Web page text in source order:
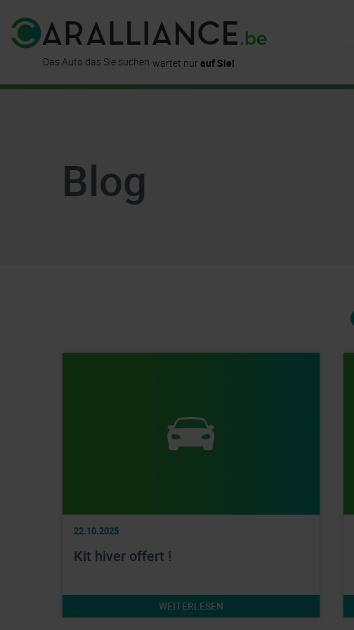
Das Auto das Sie suchen
ist hierbereits verfügbar!
wartet nurauf Sie!
finden Siebei uns!
Blog
22.10.2025
Kit hiver offert !
WEITERLESEN